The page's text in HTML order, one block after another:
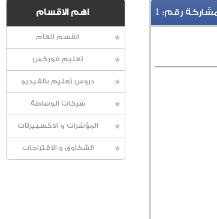
اهم الاقسام
القسم العام
تعليم فوركس
دروس تعليم بالفيديو
شركات الوساطة
المؤشرات و الاكسبيرتات
الشكاوى و الاقتراحات
رقم: 1